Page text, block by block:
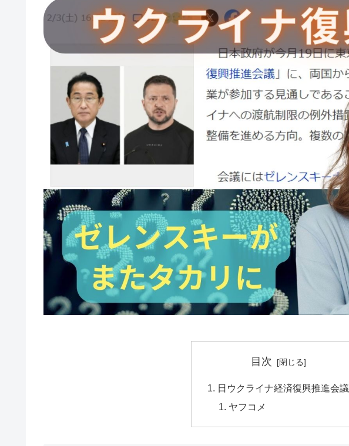
目次
日ウクライナ経済復興推進会議
ヤフコメ